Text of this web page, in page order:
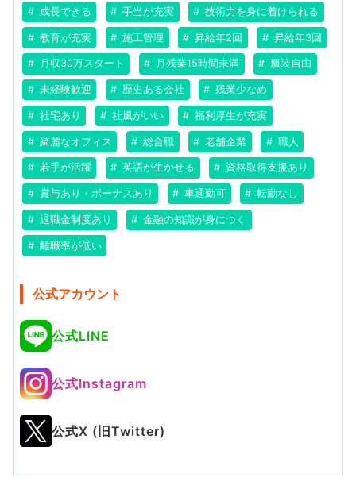
成長できる 手当が充実 技術力を身に着けられる
教育が充実 施工管理 昇給年2回 昇給年3回
月収30万スタート 月残業15時間未満 服装自由
未経験歓迎 歴史ある会社 残業少なめ
社宅あり 社風がいい 福利厚生が充実
綺麗なオフィス 総合職 老舗企業 職人
若手が活躍 英語が生かせる 資格取得支援あり
賞与あり・ボーナスあり 車通勤可 転勤なし
退職金制度あり 金融の知識が身につく
離職率が低い
公式アカウント
公式LINE
公式Instagram
公式X (旧Twitter)